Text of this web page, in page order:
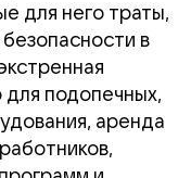
для него траты,
в
для подопечных,
аренда